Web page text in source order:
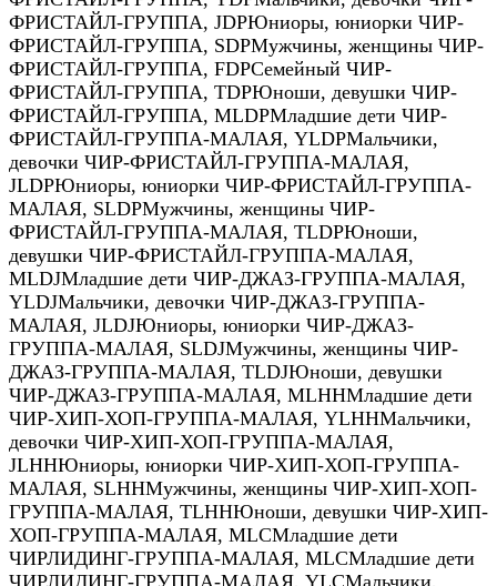
ФРИСТАЙЛ-ГРУППА, JDPЮниоры, юниорки ЧИР-
ФРИСТАЙЛ-ГРУППА, SDPМужчины, женщины ЧИР-
ФРИСТАЙЛ-ГРУППА, FDPСемейный ЧИР-
ФРИСТАЙЛ-ГРУППА, TDPЮноши, девушки ЧИР-
ФРИСТАЙЛ-ГРУППА, MLDPМладшие дети ЧИР-
ФРИСТАЙЛ-ГРУППА-МАЛАЯ, YLDPМальчики,
девочки ЧИР-ФРИСТАЙЛ-ГРУППА-МАЛАЯ,
JLDPЮниоры, юниорки ЧИР-ФРИСТАЙЛ-ГРУППА-
МАЛАЯ, SLDPМужчины, женщины ЧИР-
ФРИСТАЙЛ-ГРУППА-МАЛАЯ, TLDPЮноши,
девушки ЧИР-ФРИСТАЙЛ-ГРУППА-МАЛАЯ,
MLDJМладшие дети ЧИР-ДЖАЗ-ГРУППА-МАЛАЯ,
YLDJМальчики, девочки ЧИР-ДЖАЗ-ГРУППА-
МАЛАЯ, JLDJЮниоры, юниорки ЧИР-ДЖАЗ-
ГРУППА-МАЛАЯ, SLDJМужчины, женщины ЧИР-
ДЖАЗ-ГРУППА-МАЛАЯ, TLDJЮноши, девушки
ЧИР-ДЖАЗ-ГРУППА-МАЛАЯ, MLHHМладшие дети
ЧИР-ХИП-ХОП-ГРУППА-МАЛАЯ, YLHHМальчики,
девочки ЧИР-ХИП-ХОП-ГРУППА-МАЛАЯ,
JLHHЮниоры, юниорки ЧИР-ХИП-ХОП-ГРУППА-
МАЛАЯ, SLHHМужчины, женщины ЧИР-ХИП-ХОП-
ГРУППА-МАЛАЯ, TLHHЮноши, девушки ЧИР-ХИП-
ХОП-ГРУППА-МАЛАЯ, MLCМладшие дети
ЧИРЛИДИНГ-ГРУППА-МАЛАЯ, MLCМладшие дети